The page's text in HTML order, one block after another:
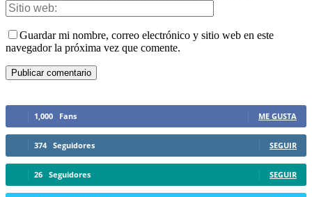
Guardar mi nombre, correo electrónico y sitio web en este
navegador la próxima vez que comente.
1,000 Fans ME GUSTA
374 Seguidores SEGUIR
26 Seguidores SEGUIR